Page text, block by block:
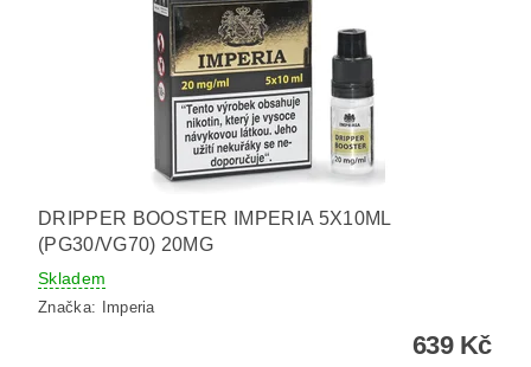
DRIPPER BOOSTER IMPERIA 5X10ML
(PG30/VG70) 20MG
Skladem
Značka: Imperia
639 Kč